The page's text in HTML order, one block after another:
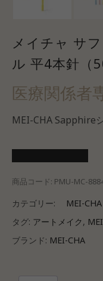
メイチャ サ
ル 平4本針（
医療関係者
MEI-CHA Sapphire
商品コード: PMU-MC-
カテゴリー: MEI-CHA
タグ: アートメイク,
ブランド: MEI-CHA